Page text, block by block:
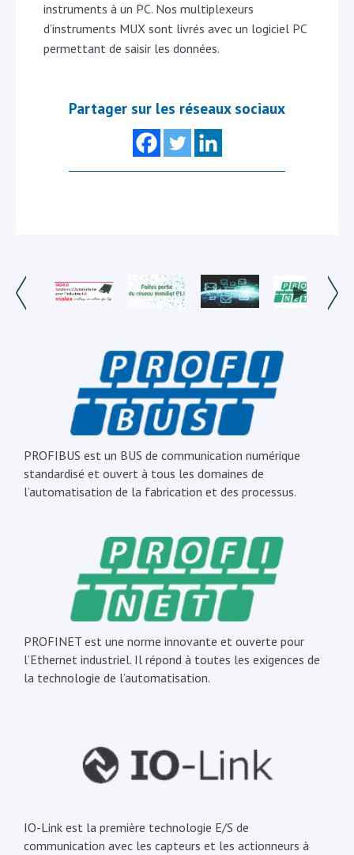
instruments à un PC. Nos multiplexeurs
d’instruments MUX sont livrés avec un logiciel PC
permettant de saisir les données.
Partager sur les réseaux sociaux
PROFIBUS est un BUS de communication numérique
standardisé et ouvert à tous les domaines de
l’automatisation de la fabrication et des processus.
PROFINET est une norme innovante et ouverte pour
l’Ethernet industriel. Il répond à toutes les exigences de
la technologie de l’automatisation.
IO-Link est la première technologie E/S de
communication avec les capteurs et les actionneurs à